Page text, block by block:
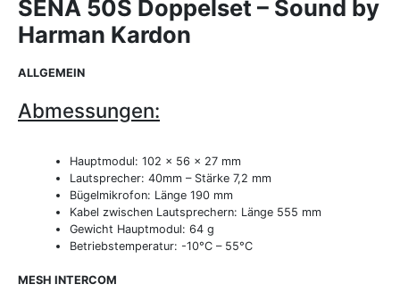
SENA 50S Doppelset – Sound by
Harman Kardon
ALLGEMEIN
Abmessungen:
Hauptmodul: 102 x 56 x 27 mm
Lautsprecher: 40mm – Stärke 7,2 mm
Bügelmikrofon: Länge 190 mm
Kabel zwischen Lautsprechern: Länge 555 mm
Gewicht Hauptmodul: 64 g
Betriebstemperatur: -10°C – 55°C
MESH INTERCOM